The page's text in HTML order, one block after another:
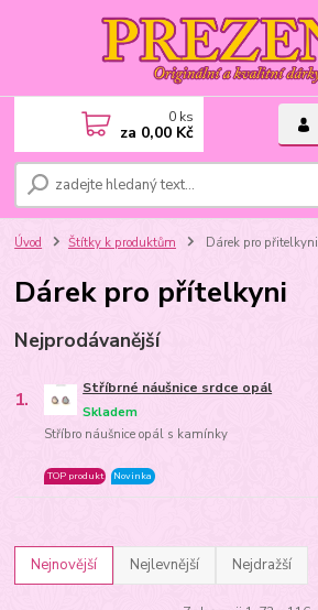
0 ks
za 0,00 Kč
Úvod Štítky k produktům Dárek pro přitelkyni
Dárek pro přítelkyni
Nejprodávanější
1. Stříbrné náušnice srdce opál
Stříbro náušnice opál s kamínky
Skladem
TOP produkt Novinka
Nejnovější Nejlevnější Nejdražší